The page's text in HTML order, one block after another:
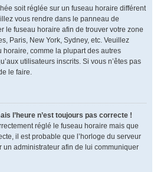
soit réglée sur un fuseau horaire différent
vous rendre dans le panneau de
le fuseau horaire afin de trouver votre zone
Paris, New York, Sydney, etc. Veuillez
comme la plupart des autres
utilisateurs inscrits. Si vous n’êtes pas
le faire.
l’heure n’est toujours pas correcte !
réglé le fuseau horaire mais que
il est probable que l’horloge du serveur
un administrateur afin de lui communiquer